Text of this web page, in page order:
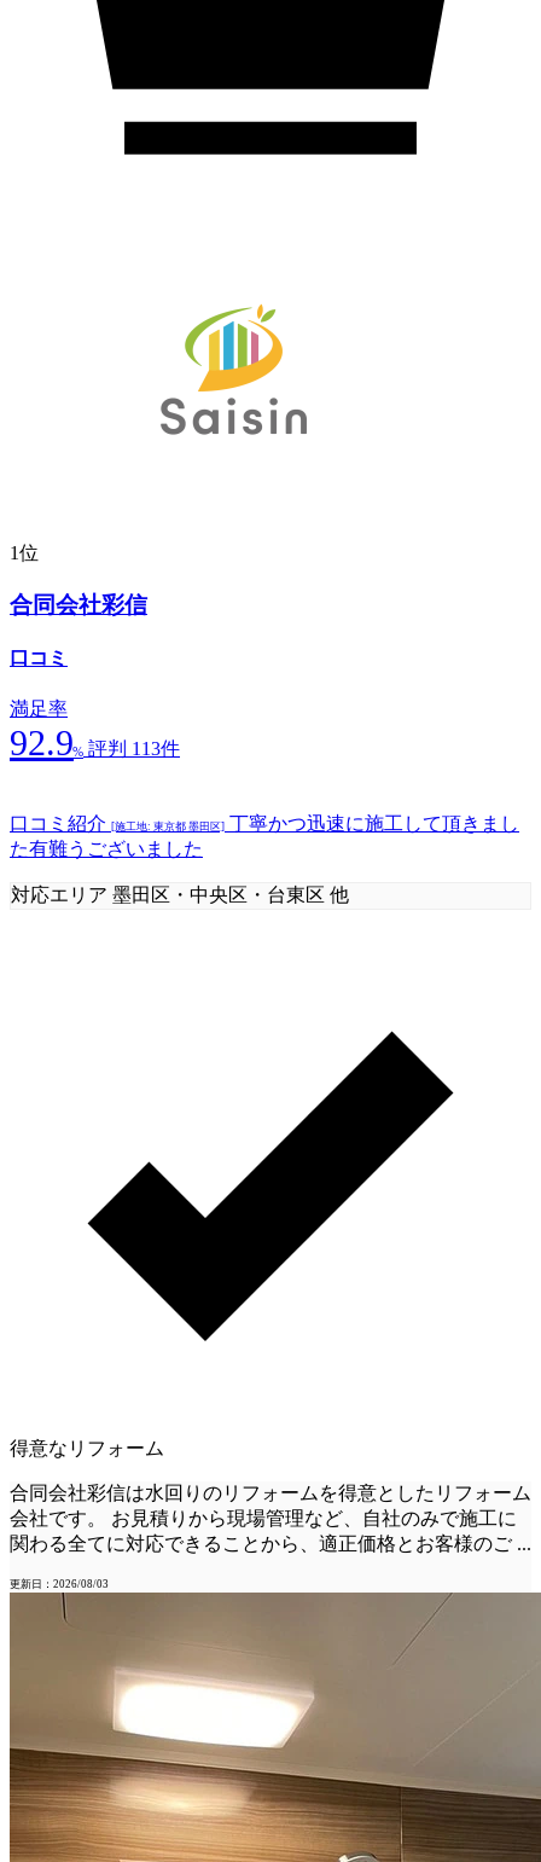
1位
合同会社彩信
口コミ
満足率
92.9% 評判 113件
口コミ紹介 [施工地: 東京都 墨田区] 丁寧かつ迅速に施工して頂きまし
た有難うございました
対応エリア 墨田区・中央区・台東区 他
得意なリフォーム
合同会社彩信は水回りのリフォームを得意としたリフォーム
会社です。 お見積りから現場管理など、自社のみで施工に
関わる全てに対応できることから、適正価格とお客様のご ...
更新日：2026/08/03